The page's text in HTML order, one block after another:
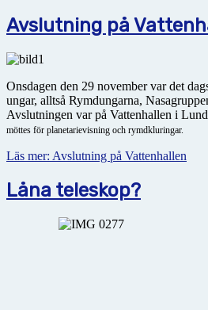
Avslutning på
Onsdagen den 29 november var det
ungar, alltså Rymdungarna,
Avslutningen var på Vattenhallen i
möttes för planetarievisning och rymdkluringar.
Läs mer: Avslutning på Vattenhallen
Låna teleskop?